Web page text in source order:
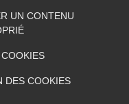
UN CONTENU
DES COOKIES